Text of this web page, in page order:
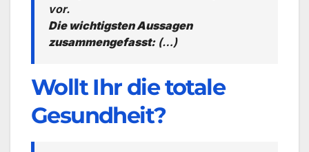
vor.
Die wichtigsten Aussagen
zusammengefasst:(…)
Wollt Ihr die totale
Gesundheit?